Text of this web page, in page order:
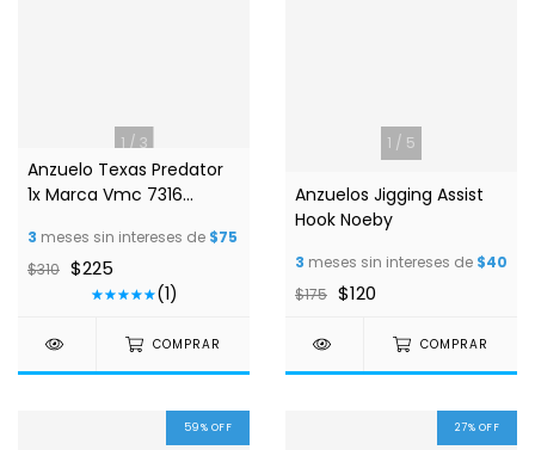
1 / 3
Anzuelo Texas Predator
1x Marca Vmc 7316
3 meses sin intereses de $75
$310 $225
(1)
COMPRAR
1 / 5
Anzuelos Jigging Assist
Hook Noeby
3 meses sin intereses de $40
$175 $120
COMPRAR
59% OFF 27% OFF